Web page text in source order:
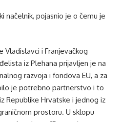
načelnik, pojasnio je o čemu je
Vladislavci i Franjevačkog
iz Plehana prijavljen je na
razvoja i fondova EU, a za
je potrebno partnerstvo i to
Republike Hrvatske i jednog iz
prostoru. U sklopu